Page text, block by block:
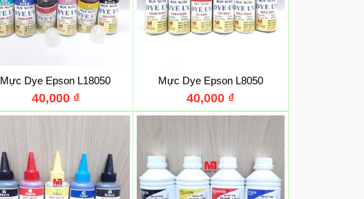
Mực Dye Epson L18050
40,000 ₫
Mực Dye Epson L8050
40,000 ₫